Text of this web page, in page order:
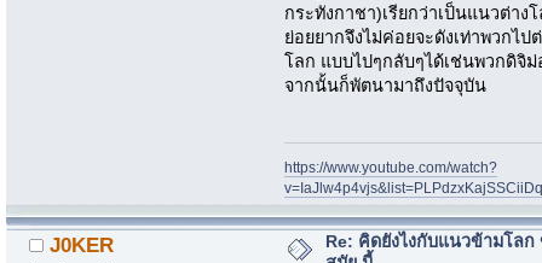
กระทังกาชา)เรียกว่าเป็นแนวต่า
ย่อยยากจึงไม่ค่อยจะดังเท่าพวกไ
โลก แบบไปๆกลับๆได้เช่นพวกดิจิ
จากนั้นก็พัตนามาถึงปัจจุบัน
https://www.youtube.com/watch?
J0KER
Re: คิดยังไงกับแนวข้ามโลก